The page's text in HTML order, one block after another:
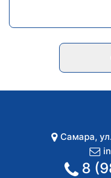
Самара,
8